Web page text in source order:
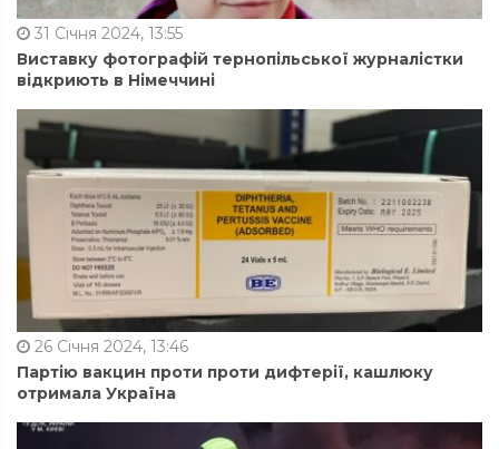
31 Січня 2024, 13:55
Виставку фотографій тернопільської журналістки
відкриють в Німеччині
26 Січня 2024, 13:46
Партію вакцин проти проти дифтерії, кашлюку
отримала Україна